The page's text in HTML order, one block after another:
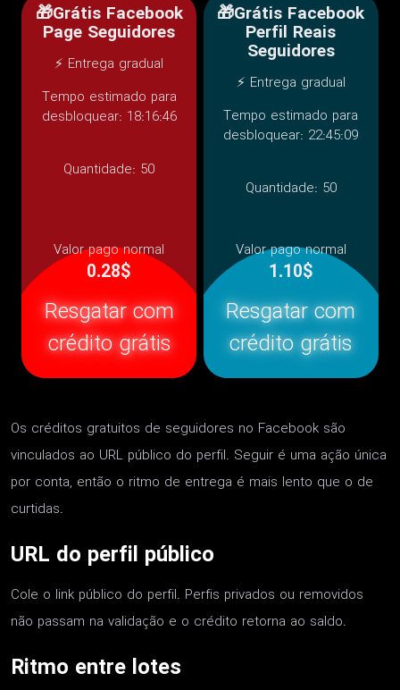
🎁Grátis Facebook
Page Seguidores
⚡ Entrega gradual
Tempo estimado para
desbloquear: 18:16:46
Quantidade: 50
Valor pago normal
0.28$
Resgatar com
crédito grátis
🎁Grátis Facebook
Perfil Reais
Seguidores
⚡ Entrega gradual
Tempo estimado para
desbloquear: 22:45:09
Quantidade: 50
Valor pago normal
1.10$
Resgatar com
crédito grátis
Os créditos gratuitos de seguidores no Facebook são
vinculados ao URL público do perfil. Seguir é uma ação única
por conta, então o ritmo de entrega é mais lento que o de
curtidas.
URL do perfil público
Cole o link público do perfil. Perfis privados ou removidos
não passam na validação e o crédito retorna ao saldo.
Ritmo entre lotes